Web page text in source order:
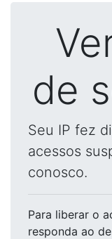
de
Seu IP fez
acessos
conosco.
Para liberar o
responda ao